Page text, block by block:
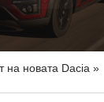
на новата Dacia »